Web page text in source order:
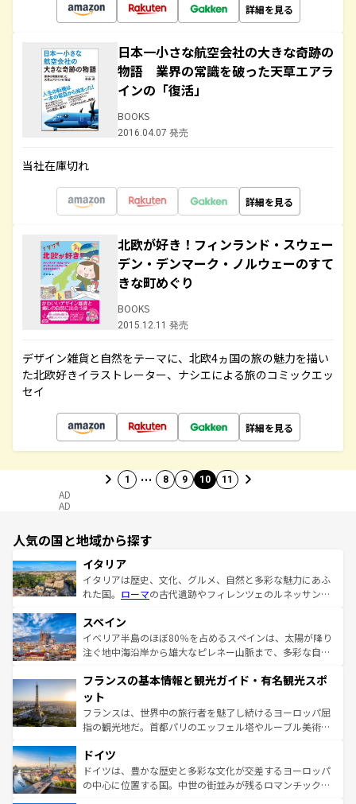
詳細を見る
日本一小さな航空会社の大きな奇跡の
物語 業界の常識を破った天草エアラ
インの「復活」
BOOKS
2016.04.07 発売
当社在庫切れ
詳細を見る
北欧が好き！フィンランド・スウェー
デン・デンマーク・ノルウェーのすて
きな町めぐり
BOOKS
2015.12.11 発売
デザイン雑貨と自然をテーマに、北欧4ヵ国の旅の魅力を描い
た北欧好きイラストレーター、ナシエによる旅のコミックエッ
セイ
詳細を見る
1 … 8 9 10 11
AD
AD
人気の国と地域から探す
イタリア
イタリアは歴史、文化、グルメ、自然と多彩な魅力にあふ
れた国。 ローマの古代遺跡やフィレンツェのルネッサンス
ろん、トスカーナの美しい田園風景やアマルフィ海岸の絶
景など、自然景観も見逃せない。観光の合間には、本場の
ピザやパスタなど、絶品のイタリア料理を堪能することも
ませてくれるイタリアで、忘れられない旅をしてみよう！
なお、新着のイタリア情報は
しい。
スペイン
イベリア半島のほぼ80％を占めるスペインは、太陽が降り
注ぐ地中海沿岸から雄大なピレネー山脈まで、多彩な自然
文化が根付くこの国では、情熱的なフラメンコ、熱気あふ
れる闘牛、そして美味しいタパスが生活の一部となってい
る。首都マドリードの洗練された雰囲気や、バルセロナの
アートに溢れた街角から、地方では古代ローマ遺跡や中世
せる。地方によって風土や気候が異なるスペインはその個
性で訪れる人を魅了する。 なお、新着のスペイン情報は コ
ンテンツ一覧を参照してほしい。
フランスの基本情報と観光ガイド・有名観光スポ
ット
フランスは、世界中の旅行者を魅了し続けるヨーロッパ屈
指の観光地だ。首都パリのエッフェル塔やルーブル美術館
で、幅広い魅力が詰まっている。華麗な宮殿、歴史的な大
聖堂、美しいビーチ、そして豊かな自然が、訪れる者を心
から魅了する。また、フランスは美食の国としても知ら
ドイツ
ドイツは、豊かな歴史と多彩な文化が交差するヨーロッパ
の中心に位置する国。中世の街並みが残るロマンチック街